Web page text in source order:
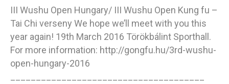
III Wushu Open Hungary/ III Wushu Open Kung fu –
Tai Chi verseny We hope we’ll meet with you this
year again! 19th March 2016 Törökbálint Sporthall.
For more information: http://gongfu.hu/3rd-wushu-
open-hungary-2016